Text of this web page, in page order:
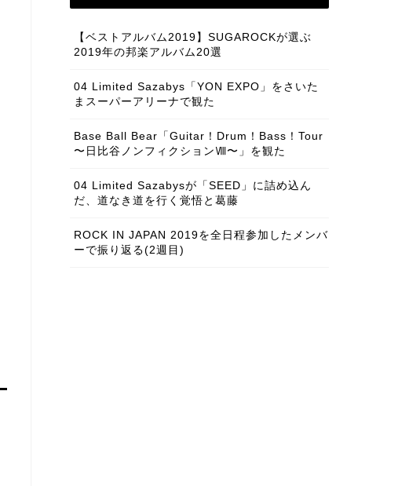
【ベストアルバム2019】SUGAROCKが選ぶ
2019年の邦楽アルバム20選
04 Limited Sazabys「YON EXPO」をさいた
まスーパーアリーナで観た
Base Ball Bear「Guitar！Drum！Bass！Tour
〜日比谷ノンフィクションⅧ〜」を観た
04 Limited Sazabysが「SEED」に詰め込ん
だ、道なき道を行く覚悟と葛藤
ROCK IN JAPAN 2019を全日程参加したメンバ
ーで振り返る(2週目)